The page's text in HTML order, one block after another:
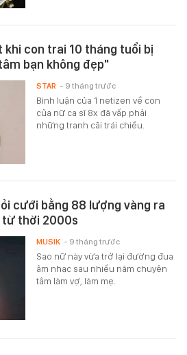
khi con trai 10 tháng tuổi bị
bạn không đẹp"
Bình luận của 1 netizen về con
của nữ ca sĩ 8x đã vấp phải
những tranh cãi trái chiều.
STAR - 9 tháng trước
cưới bằng 88 lượng vàng ra
từ thời 2000s
Sao nữ này vừa trở lại đường đua
âm nhạc sau nhiều năm chuyên
tâm làm vợ, làm mẹ.
MUSIK - 9 tháng trước